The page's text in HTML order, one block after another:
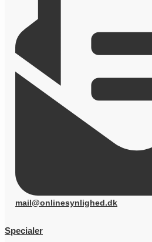
mail@onlinesynlighed.dk
Specialer